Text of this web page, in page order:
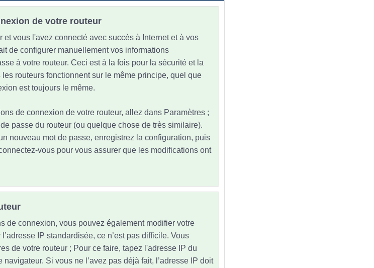
de votre routeur
et vous l'avez connecté avec succès à Internet et à vos
de configurer manuellement vos informations
à votre routeur. Ceci est à la fois pour la sécurité et la
routeurs fonctionnent sur le même principe, quel que
est toujours le même.
de connexion de votre routeur, allez dans Paramètres ;
passe du routeur (ou quelque chose de très similaire).
nouveau mot de passe, enregistrez la configuration, puis
vous pour vous assurer que les modifications ont
de connexion, vous pouvez également modifier votre
IP standardisée, ce n’est pas difficile. Vous
de votre routeur ; Pour ce faire, tapez l'adresse IP du
Si vous ne l’avez pas déjà fait, l’adresse IP doit